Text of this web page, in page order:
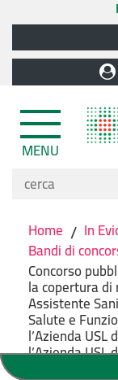
MENU
Home / In
Bandi di
Concorso
la copertura
Assistente
Salute e
l’Azienda
l’Azienda USL